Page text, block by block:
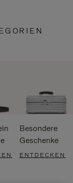
Besondere
Geschenke
ENTDECKEN